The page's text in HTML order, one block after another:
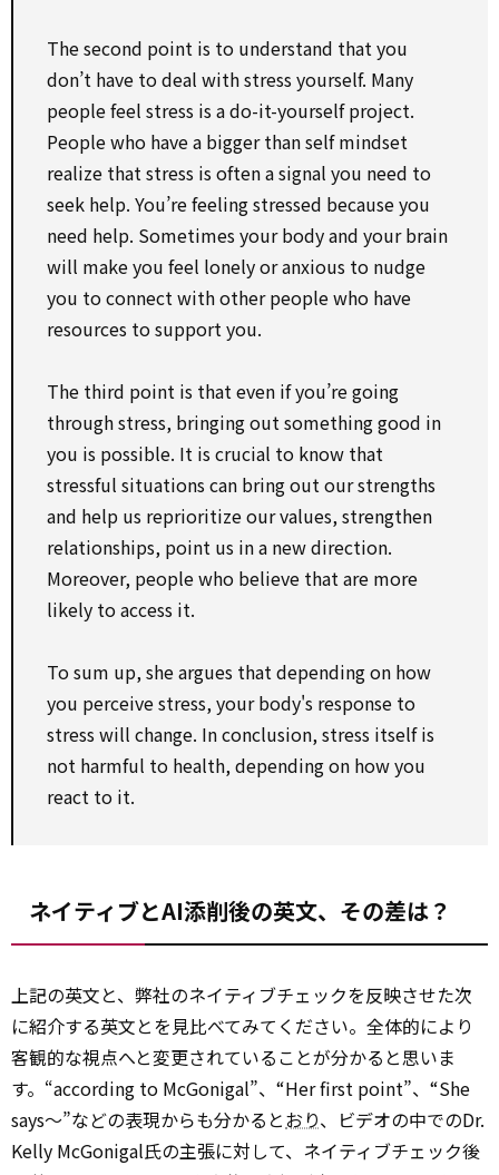
The second point is to understand that you
don’t have to deal with stress yourself. Many
people feel stress is a do-it-yourself project.
People who have a bigger than self mindset
realize that stress is often a signal you need to
seek help. You’re feeling stressed because you
need help. Sometimes your body and your brain
will make you feel lonely or anxious to nudge
you to connect with other people who have
resources to support you.
The third point is that even if you’re going
through stress, bringing out something good in
you is possible. It is crucial to know that
stressful situations can bring out our strengths
and help us reprioritize our values, strengthen
relationships, point us in a new direction.
Moreover, people who believe that are more
likely to access it.
To sum up, she argues that depending on how
you perceive stress, your body's response to
stress will change. In conclusion, stress itself is
not harmful to health, depending on how you
react to it.
ネイティブとAI添削後の英文、その差は？
上記の英文と、弊社のネイティブチェックを反映させた次
に紹介する英文とを見比べてみてください。全体的により
客観的な視点へと変更されていることが分かると思いま
す。“according to McGonigal”、“Her first point”、“She
says～”などの表現からも分かるとおり、ビデオの中でのDr.
Kelly McGonigal氏の主張に対して、ネイティブチェック後